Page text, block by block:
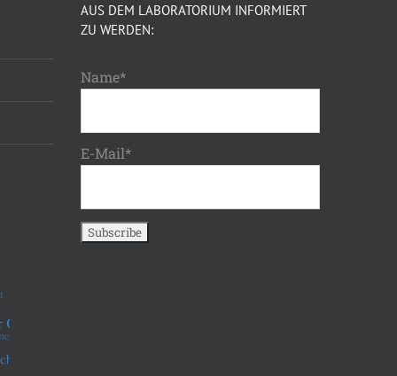
AUS DEM LABORATORIUM INFORMIERT
ZU WERDEN:
Name*
E-Mail*